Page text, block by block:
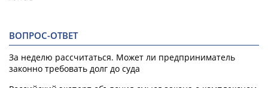
ВОПРОС-ОТВЕТ
За неделю рассчитаться. Может ли предприниматель
законно требовать долг до суда